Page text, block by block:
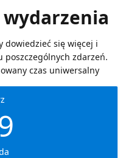
dowiedzieć się więcej i
poszczególnych zdarzeń.
czas uniwersalny